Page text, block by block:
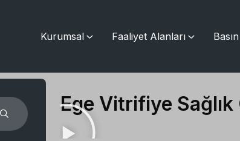
Kurumsal Faaliyet Alanları
Ege Vitrifiye